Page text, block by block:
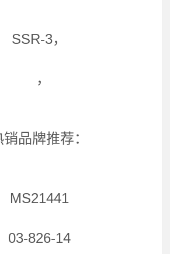
SSR-3，
，
销品牌推荐：
MS21441
03-826-14